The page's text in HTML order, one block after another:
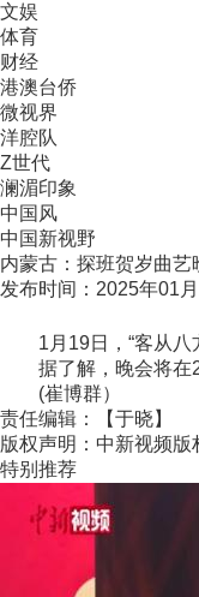
文娱
体育
财经
港澳台侨
微视界
洋腔队
Z世代
澜湄印象
中国风
中国新视野
内蒙古：探班贺岁曲艺
发布时间：2025年01
1月19日，“客从八
据了解，晚会将在
(崔博群）
责任编辑：【于晓】
版权声明：中新视频
特别推荐